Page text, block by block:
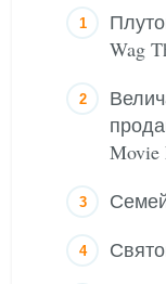
Wag
Movie